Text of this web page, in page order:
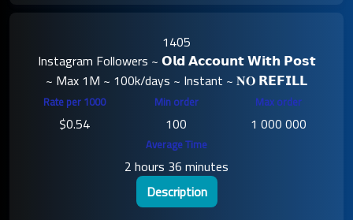
1405
Instagram Followers ~ 𝗢𝗹𝗱 𝗔𝗰𝗰𝗼𝘂𝗻𝘁 𝗪𝗶𝘁𝗵 𝗣𝗼𝘀𝘁
~ Max 1M ~ 100k/days ~ Instant ~ 𝐍𝐎 𝗥𝗘𝗙𝗜𝗟𝗟
$0.54
100
1 000 000
2 hours 36 minutes
Description